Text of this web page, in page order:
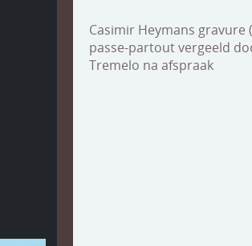
Casimir Heymans gravure
passe-partout vergeeld
Tremelo na afspraak